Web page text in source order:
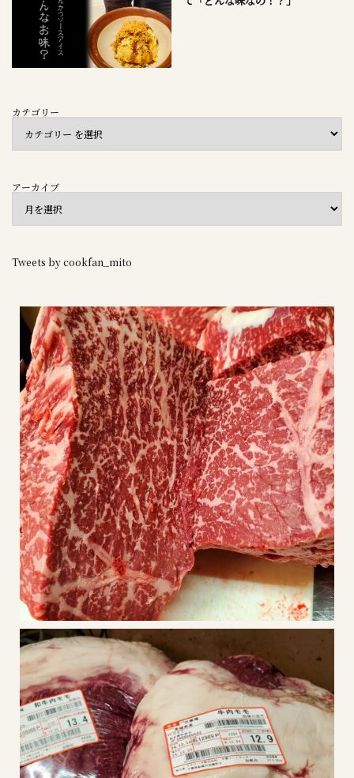
カテゴリー
アーカイブ
Tweets by cookfan_mito